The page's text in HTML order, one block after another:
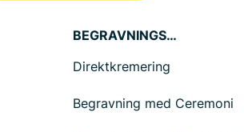
BEGRAVNINGSTJÄNSTER
Direktkremering
Begravning med Ceremoni